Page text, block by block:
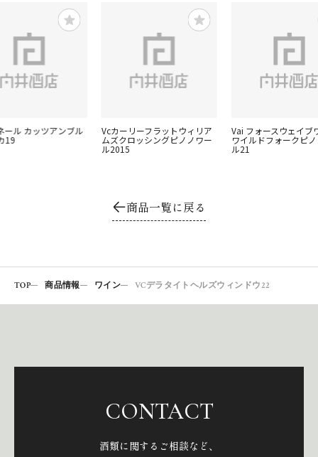
ール カッツアンブル
19
Vcカーリーフラットウィリア
ムズクロッシングピノノワー
ル2015
Vai フォースウェイブ
ワイルドフォークピ
ル21
商品一覧に戻る
TOP 商品情報 ワイン VCデラタイトヘルズウィンドウ22
CONTACT
酒類に関するご相談など、